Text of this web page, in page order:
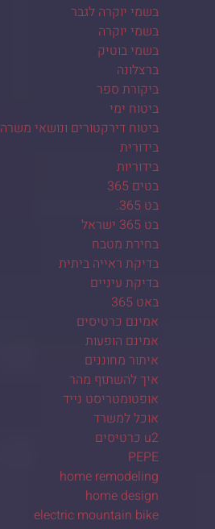
בשמי יוקרה לגבר
בשמי יוקרה
בשמי בוטיק
ברצלונה
ביקורת ספר
ביטוח ימי
ביטוח דירקטורים ונושאי משרה
בידורית
בידוריות
בטים 365
בט 365.
בט 365 ישראל
בחירת מטבח
בדיקת ראייה ביתית
בדיקת עיניים
באט 365
אמינם כרטיסים
אמינם הופעות
איתור מחוננים
איך להשתזף מהר
אופטומטריסט נייד
אוכל למשרד
u2 כרטיסים
PEPE
home remodeling
home design
electric mountain bike